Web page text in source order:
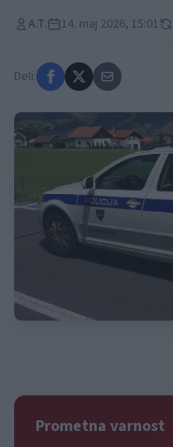
A.T. 14. maj 2026, 15:01
Deli:
Prometna varnost